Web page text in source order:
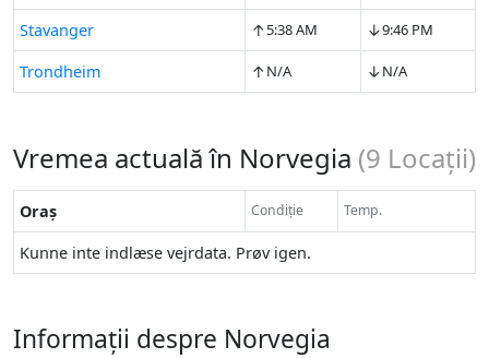
Stavanger ↑5:38 AM ↓9:46 PM
Trondheim ↑ N/A ↓N/A
Vremea actuală în Norvegia (9 Locații)
Oraș Condiție Temp.
Kunne inte indlæse vejrdata. Prøv igen.
Informații despre Norvegia